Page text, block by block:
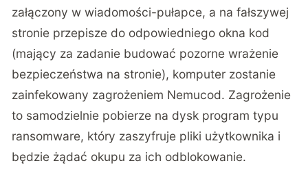
załączony w wiadomości-pułapce, a na fałszywej
stronie przepisze do odpowiedniego okna kod
(mający za zadanie budować pozorne wrażenie
bezpieczeństwa na stronie), komputer zostanie
zainfekowany zagrożeniem Nemucod. Zagrożenie
to samodzielnie pobierze na dysk program typu
ransomware, który zaszyfruje pliki użytkownika i
będzie żądać okupu za ich odblokowanie.